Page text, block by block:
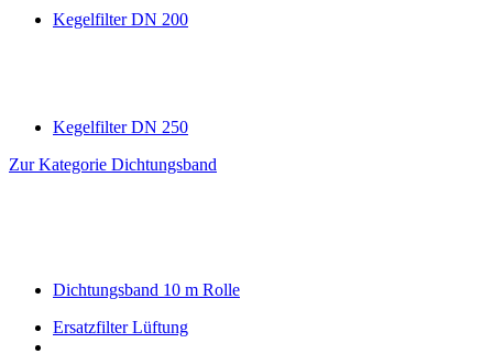
Kegelfilter DN 200
Kegelfilter DN 250
Zur Kategorie Dichtungsband
Dichtungsband 10 m Rolle
Ersatzfilter Lüftung